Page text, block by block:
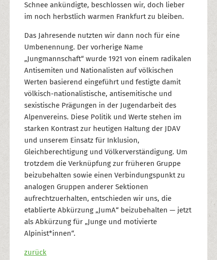
Schnee ankündigte, beschlossen wir, doch lieber
im noch herbstlich warmen Frankfurt zu bleiben.
Das Jahresende nutzten wir dann noch für eine
Umbenennung. Der vorherige Name
„Jungmannschaft“ wurde 1921 von einem radikalen
Antisemiten und Nationalisten auf völkischen
Werten basierend eingeführt und festigte damit
völkisch-nationalistische, antisemitische und
sexistische Prägungen in der Jugendarbeit des
Alpenvereins. Diese Politik und Werte stehen im
starken Kontrast zur heutigen Haltung der JDAV
und unserem Einsatz für Inklusion,
Gleichberechtigung und Völkerverständigung. Um
trotzdem die Verknüpfung zur früheren Gruppe
beizubehalten sowie einen Verbindungspunkt zu
analogen Gruppen anderer Sektionen
aufrechtzuerhalten, entschieden wir uns, die
etablierte Abkürzung „JumA“ beizubehalten — jetzt
als Abkürzung für „Junge und motivierte
Alpinist*innen“.
zurück